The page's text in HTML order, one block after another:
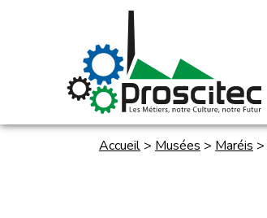
Accueil > Musées > Maréis >